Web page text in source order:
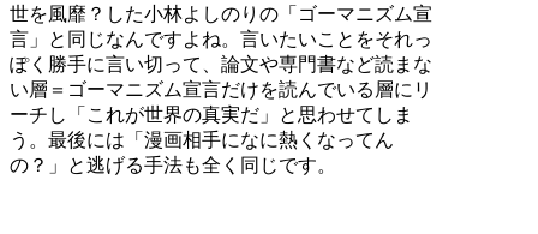
世を風靡？した小林よしのりの「ゴーマニズム宣
言」と同じなんですよね。言いたいことをそれっ
ぽく勝手に言い切って、論文や専門書など読まな
い層＝ゴーマニズム宣言だけを読んでいる層にリ
ーチし「これが世界の真実だ」と思わせてしま
う。最後には「漫画相手になに熱くなってん
の？」と逃げる手法も全く同じです。